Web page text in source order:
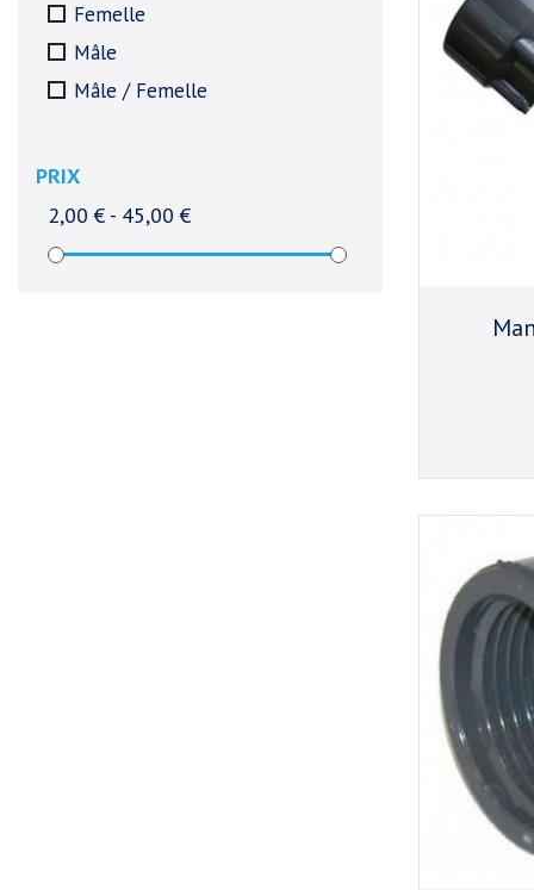
Femelle
Mâle
Mâle / Femelle
PRIX
2,00 € - 45,00 €